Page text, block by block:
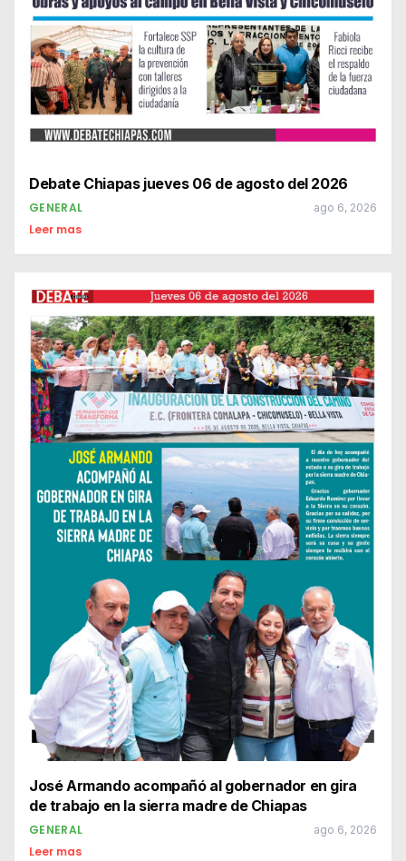
Debate Chiapas jueves 06 de agosto del 2026
GENERAL ago 6, 2026
Leer mas
José Armando acompañó al gobernador en gira
de trabajo en la sierra madre de Chiapas
GENERAL ago 6, 2026
Leer mas